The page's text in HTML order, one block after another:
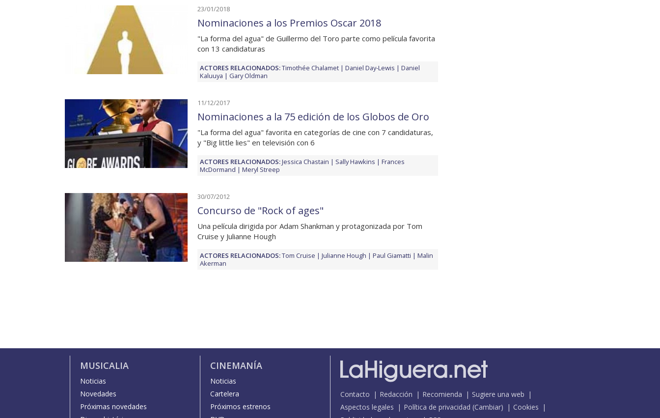
23/01/2018
Nominaciones a los Premios Oscar 2018
"La forma del agua" de Guillermo del Toro parte como película favorita
con 13 candidaturas
ACTORES RELACIONADOS:Timothée Chalamet Daniel Day-Lewis
Daniel
Kaluuya
Gary Oldman
11/12/2017
Nominaciones a la 75 edición de los Globos de Oro
"La forma del agua" favorita en categorías de cine con 7 candidaturas,
y "Big little lies" en televisión con 6
ACTORES RELACIONADOS:Jessica Chastain Sally Hawkins
Frances
McDormand
Meryl Streep
30/07/2012
Concurso de "Rock of ages"
Una película dirigida por Adam Shankman y protagonizada por Tom
Cruise y Julianne Hough
ACTORES RELACIONADOS:Tom Cruise Julianne Hough Paul Giamatti
Malin
Akerman
MUSICALIA
Noticias
Novedades
Próximas novedades
CINEMANÍA
Noticias
Cartelera
Próximos estrenos
Contacto Redacción Recomienda
Sugiere una web
Aspectos legales
Política de privacidad (Cambiar)
Cookies